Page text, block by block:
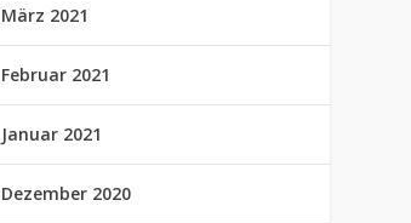
März 2021
Februar 2021
Januar 2021
Dezember 2020